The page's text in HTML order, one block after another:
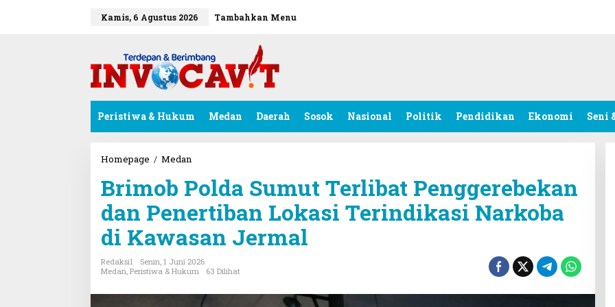
Kamis, 6 Agustus 2026 Tambahkan Menu
Peristiwa & Hukum Medan Daerah Sosok Nasional Politik Pendidikan Ekonomi Seni
Homepage / Medan
i
m
o
b
P
o
l
d
S
Brimob Polda Sumut Terlibat Penggerebekan
dan Penertiban Lokasi Terindikasi Narkoba
di Kawasan Jermal
Redaksi1
Senin, 1 Juni 2026
Medan, Peristiwa & Hukum 63 Dilihat